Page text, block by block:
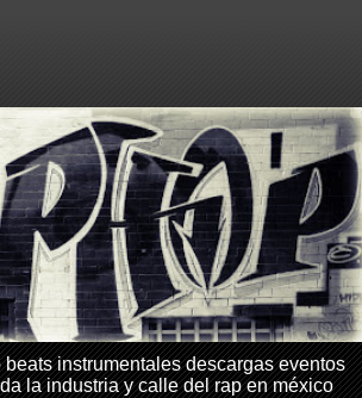
instrumentales descargas eventos
la industria y calle del rap en méxico